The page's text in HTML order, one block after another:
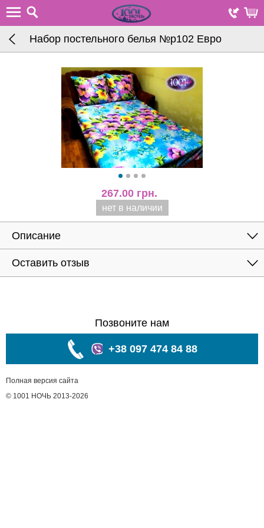
Набор постельного белья №р102 Евро
267.00 грн.
нет в наличии
Описание
Оставить отзыв
Позвоните нам
+38 097 474 84 88
Полная версия сайта
© 1001 НОЧЬ 2013-2026